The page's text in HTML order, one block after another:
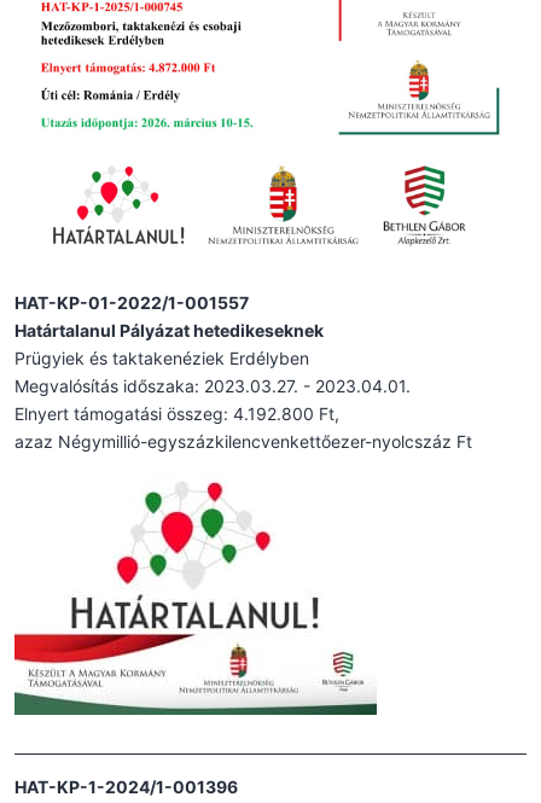
HAT-KP-01-2022/1-001557
Határtalanul Pályázat hetedikeseknek
Prügyiek és taktakenéziek Erdélyben
Megvalósítás időszaka: 2023.03.27. - 2023.04.01.
Elnyert támogatási összeg: 4.192.800 Ft,
azaz Négymillió-egyszázkilencvenkettőezer-nyolcszáz Ft
HAT-KP-1-2024/1-001396